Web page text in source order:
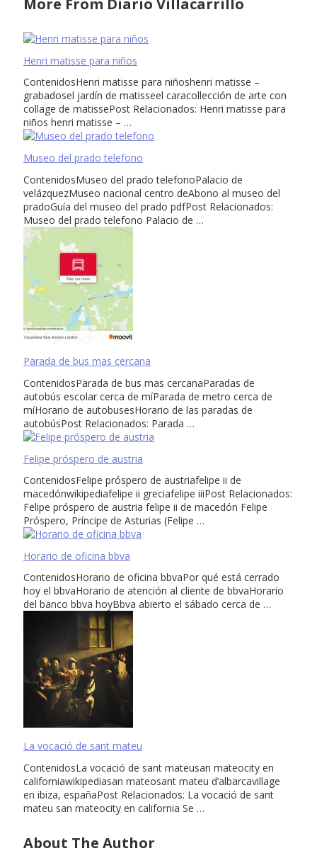
Henri matisse para niños
ContenidosHenri matisse para niñoshenri matisse –
grabadosel jardín de matisseel caracollección de arte con
collage de matissePost Relacionados: Henri matisse para
niños henri matisse – …
Museo del prado telefono
ContenidosMuseo del prado telefonoPalacio de
velázquezMuseo nacional centro deAbono al museo del
pradoGuía del museo del prado pdfPost Relacionados:
Museo del prado telefono Palacio de …
Parada de bus mas cercana
ContenidosParada de bus mas cercanaParadas de
autobús escolar cerca de míParada de metro cerca de
míHorario de autobusesHorario de las paradas de
autobúsPost Relacionados: Parada …
Felipe próspero de austria
ContenidosFelipe próspero de austriafelipe ii de
macedónwikipediafelipe ii greciafelipe iiiPost Relacionados:
Felipe próspero de austria felipe ii de macedón Felipe
Próspero, Príncipe de Asturias (Felipe …
Horario de oficina bbva
ContenidosHorario de oficina bbvaPor qué está cerrado
hoy el bbvaHorario de atención al cliente de bbvaHorario
del banco bbva hoyBbva abierto el sábado cerca de …
La vocació de sant mateu
ContenidosLa vocació de sant mateusan mateocity en
californiawikipediasan mateosant mateu d’albarcavillage
en ibiza, españaPost Relacionados: La vocació de sant
mateu san mateocity en california Se …
About The Author